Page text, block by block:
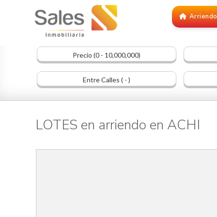
Arriendo
Precio (0 - 10,000,000)
Entre Calles ( - )
LOTES en arriendo en ACHI